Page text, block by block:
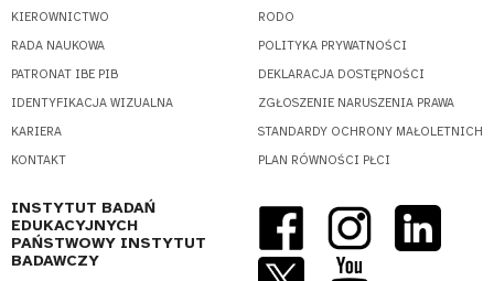
KIEROWNICTWO
RADA NAUKOWA
PATRONAT IBE PIB
IDENTYFIKACJA WIZUALNA
KARIERA
KONTAKT
RODO
POLITYKA PRYWATNOŚCI
DEKLARACJA DOSTĘPNOŚCI
ZGŁOSZENIE NARUSZENIA PRAWA
STANDARDY OCHRONY MAŁOLETNICH
PLAN RÓWNOŚCI PŁCI
INSTYTUT BADAŃ
EDUKACYJNYCH
PAŃSTWOWY INSTYTUT
BADAWCZY